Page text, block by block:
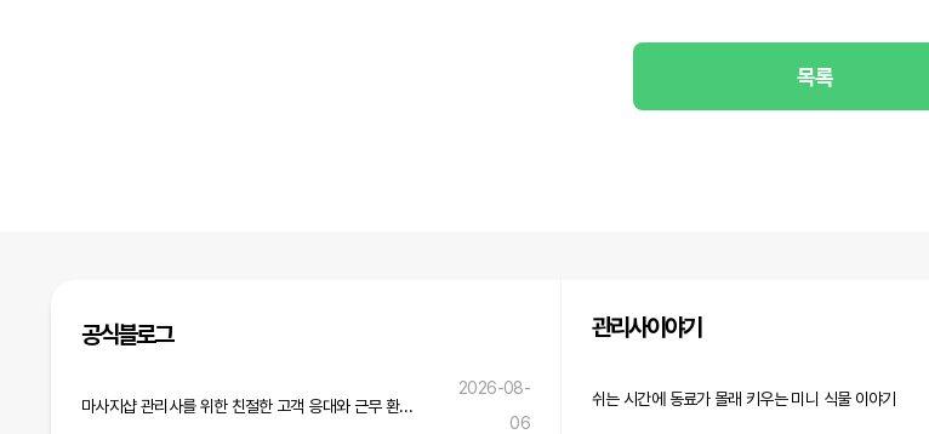
목록
공식블로그
마사지샵 관리사를 위한 친절한 고객 응대와 근무 환경 개선 전략
2026-08-
06
관리사이야기
쉬는 시간에 동료가 몰래 키우는 미니 식물 이야기